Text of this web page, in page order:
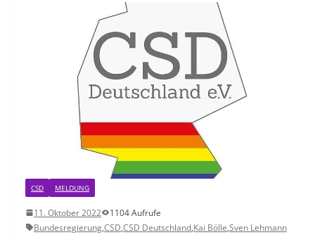
CSD MELDUNG
11. Oktober 2022
1104 Aufrufe
Bundesregierung,CSD,CSD Deutschland,Kai Bölle,Sven Lehmann